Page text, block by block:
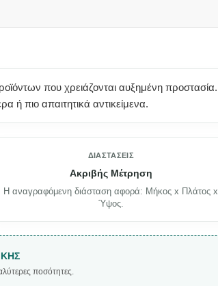
που χρειάζονται αυξημένη προστασία.
πιο απαιτητικά αντικείμενα.
ΔΙΑΣΤΆΣΕΙΣ
Ακριβής Μέτρηση
Η αναγραφόμενη διάσταση αφορά: Μήκος x Πλάτος x
Ύψος.
ποσότητες.